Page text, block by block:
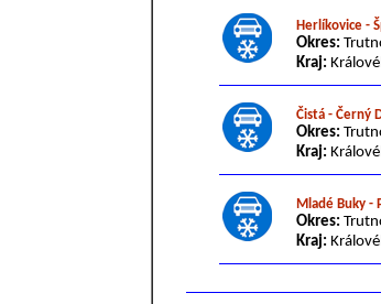
Herlíkovice -
Okres:
Kraj:
Čistá - Černý
Okres:
Kraj:
Mladé Buky -
Okres:
Kraj: